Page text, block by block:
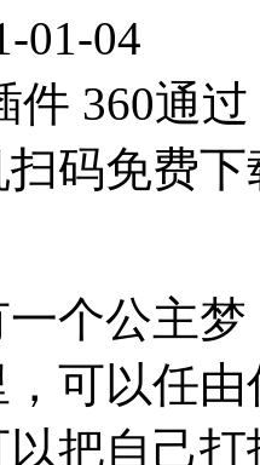
01-04
件 360通过
码免费下
个公主
可以任
把自己